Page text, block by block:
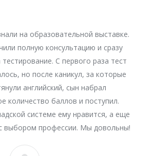
на образовательной выставке.
полную консультацию и сразу
тестирование. С первого раза тест
но после каникул, за которые
английский, сын набрал
количество баллов и поступил.
системе ему нравится, а еще
выбором профессии. Мы довольны!